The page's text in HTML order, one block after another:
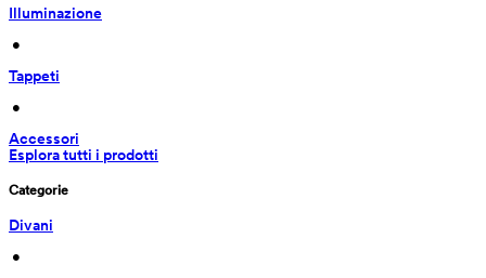
Illuminazione
•
Tappeti
•
Accessori
Esplora tutti i prodotti
Categorie
Divani
•